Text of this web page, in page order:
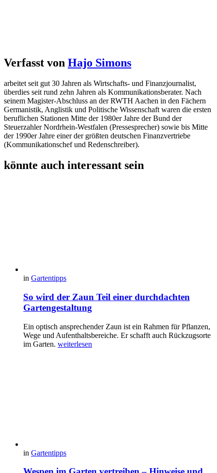
Verfasst von Hajo Simons
arbeitet seit gut 30 Jahren als Wirtschafts- und Finanzjournalist,
überdies seit rund zehn Jahren als Kommunikationsberater. Nach
seinem Magister-Abschluss an der RWTH Aachen in den Fächern
Germanistik, Anglistik und Politische Wissenschaft waren die ersten
beruflichen Stationen Mitte der 1980er Jahre der Bund der
Steuerzahler Nordrhein-Westfalen (Pressesprecher) sowie bis Mitte
der 1990er Jahre einer der größten deutschen Finanzvertriebe
(Kommunikationschef und Redenschreiber).
könnte auch interessant sein
in Gartentipps
So wird der Zaun Teil einer durchdachten
Gartengestaltung
Ein optisch ansprechender Zaun ist ein Rahmen für Pflanzen,
Wege und Aufenthaltsbereiche. Er schafft auch Rückzugsorte
im Garten. weiterlesen
in Gartentipps